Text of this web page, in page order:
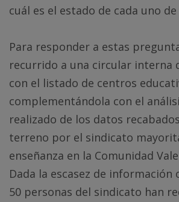
cuál es el estado de cada uno de
Para responder a estas
recurrido a una circular interna
con el listado de centros
complementándola con el
realizado de los datos
terreno por el sindicato
enseñanza en la Comunidad
Dada la escasez de información
50 personas del sindicato han